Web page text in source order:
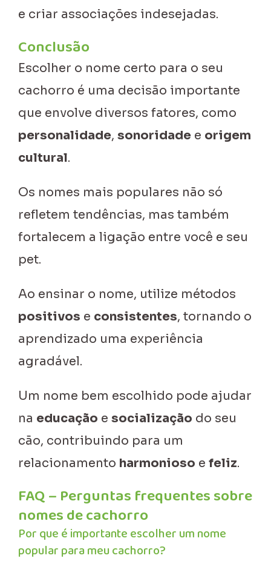
e criar associações indesejadas.
Conclusão
Escolher o nome certo para o seu
cachorro é uma decisão importante
que envolve diversos fatores, como
personalidade, sonoridade e origem
cultural.
Os nomes mais populares não só
refletem tendências, mas também
fortalecem a ligação entre você e seu
pet.
Ao ensinar o nome, utilize métodos
positivos e consistentes, tornando o
aprendizado uma experiência
agradável.
Um nome bem escolhido pode ajudar
na educação e socialização do seu
cão, contribuindo para um
relacionamento harmonioso e feliz.
FAQ – Perguntas frequentes sobre
nomes de cachorro
Por que é importante escolher um nome
popular para meu cachorro?